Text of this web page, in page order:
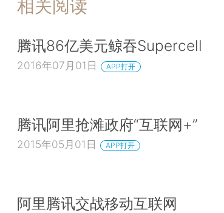
相关阅读
腾讯86亿美元鲸吞Supercell
2016年07月01日 APP打开
腾讯阿里抢滩政府“互联网+”
2015年05月01日 APP打开
阿里腾讯交战移动互联网